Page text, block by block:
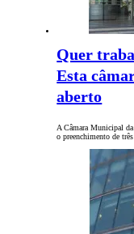
Quer
Esta
aberto
A Câmara Municipal
o preenchimento de